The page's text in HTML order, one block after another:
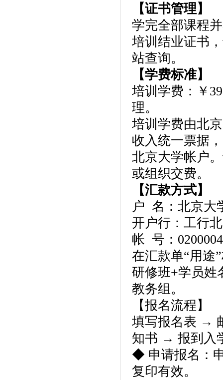
【证书管理】
学完全部课程
培训结业证书
站查询。
【学费标准】
培训学费：￥
理。
培训学费由北
收入统一票据
北京大学帐户
或组织交费。
【汇款方式】
户 名：北京大
开户行：工行
帐 号：
在汇款单“用途
研修班+学员姓
教务组。
【报名流程】
填写报名表 →
知书 → 报到入
◆ 申请报名：
复印有效。